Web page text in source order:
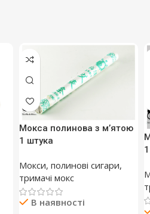
Мокса полинова з м’ятою
1 штука
Мокси, полинові сигари,
тримачі мокс
В наявності